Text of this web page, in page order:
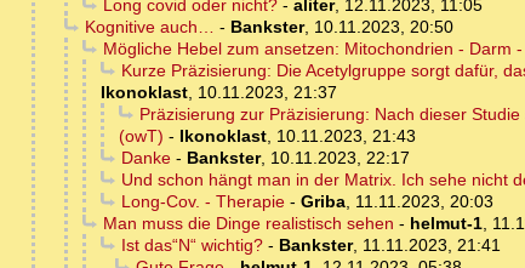
Long covid oder nicht?- aliter, 12.11.2023, 11:05
Kognitive auch…
- Bankster, 10.11.2023, 20:50
Mögliche Hebel zum ansetzen: Mitochondrien - Darm
Kurze Präzisierung: Die Acetylgruppe sorgt dafür,
Ikonoklast 10.11.2023, 21:37
Präzisierung zur Präzisierung: Nach dieser
(owT) - Ikonoklast 10.11.2023, 21:43
Danke- Bankster, 10.11.2023, 22:17
Und schon hängt man in der Matrix. Ich sehe nicht
Long-Cov. - Therapie- Griba, 11.11.2023, 20:03
Man muss die Dinge realistisch sehen - helmut-1,
Ist das“N“ wichtig?- Bankster, 11.11.2023, 21:41